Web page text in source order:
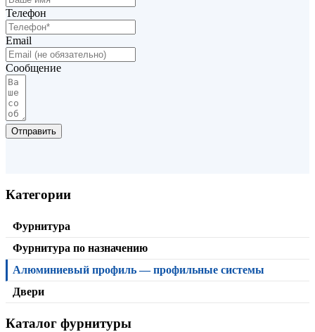
Стяжной угольник малый
от
Телефон
Email
Сообщение
Отправить
Категории
Фурнитура
Фурнитура по назначению
Алюминиевый профиль — профильные системы
Двери
Каталог фурнитуры